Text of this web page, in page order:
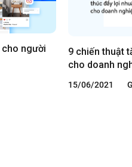
cho người
9 chiến thuật
cho doanh
15/06/2021